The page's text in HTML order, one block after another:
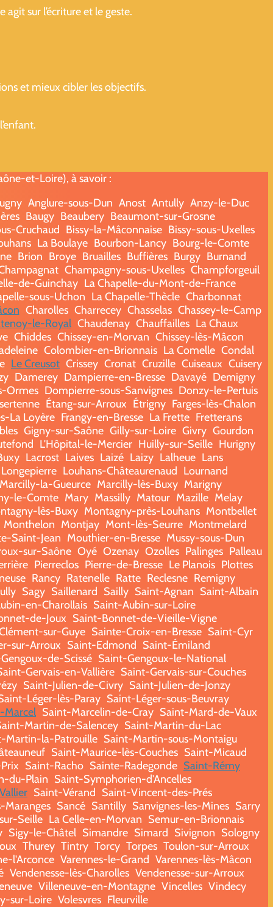
sur l’écriture et le geste.
et mieux cibler les objectifs.
et-Loire), à savoir :
Anglure-sous-Dun Anost Antully Anzy-le-Duc
Baugy Beaubery Beaumont-sur-Grosne
Cruchaud Bissy-la-Mâconnaise Bissy-sous-Uxelles
La Boulaye Bourbon-Lancy Bourg-le-Comte
Brion Broye Bruailles Buffières Burgy Burnand
Champagny-sous-Uxelles Champforgeuil
de-Guinchay La Chapelle-du-Mont-de-France
sous-Uchon La Chapelle-Thècle Charbonnat
Charolles Charrecey Chasselas Chassey-le-Camp
le-Royal Chaudenay Chauffailles La Chaux
Chiddes Chissey-en-Morvan Chissey-lès-Mâcon
Colombier-en-Brionnais La Comelle Condal
Le Creusot Crissey Cronat Cruzille Cuiseaux Cuisery
Damerey Dampierre-en-Bresse Davayé Demigny
Ormes Dompierre-sous-Sanvignes Donzy-le-Pertuis
Étang-sur-Arroux Étrigny Farges-lès-Chalon
La Loyère Frangy-en-Bresse La Frette Fretterans
Gigny-sur-Saône Gilly-sur-Loire Givry Gourdon
L'Hôpital-le-Mercier Huilly-sur-Seille Hurigny
Lacrost Laives Laizé Laizy Lalheue Lans
Longepierre Louhans-Châteaurenaud Lournand
Marcilly-la-Gueurce Marcilly-lès-Buxy Marigny
le-Comte Mary Massilly Matour Mazille Melay
lès-Buxy Montagny-près-Louhans Montbellet
Monthelon Montjay Mont-lès-Seurre Montmelard
Saint-Jean Mouthier-en-Bresse Mussy-sous-Dun
sur-Saône Oyé Ozenay Ozolles Palinges Palleau
Pierreclos Pierre-de-Bresse Le Planois Plottes
Rancy Ratenelle Ratte Reclesne Remigny
Sagy Saillenard Sailly Saint-Agnan Saint-Albain
en-Charollais Saint-Aubin-sur-Loire
de-Joux Saint-Bonnet-de-Vieille-Vigne
sur-Guye Sainte-Croix-en-Bresse Saint-Cyr
sur-Arroux Saint-Edmond Saint-Émiland
de-Scissé Saint-Gengoux-le-National
Gervais-en-Vallière Saint-Gervais-sur-Couches
Saint-Julien-de-Civry Saint-Julien-de-Jonzy
Léger-lès-Paray Saint-Léger-sous-Beuvray
Marcel Saint-Marcelin-de-Cray Saint-Mard-de-Vaux
Martin-de-Salencey Saint-Martin-du-Lac
Martin-la-Patrouille Saint-Martin-sous-Montaigu
Saint-Maurice-lès-Couches Saint-Micaud
Saint-Racho Sainte-Radegonde Saint-Rémy
du-Plain Saint-Symphorien-d'Ancelles
Saint-Vérand Saint-Vincent-des-Prés
Maranges Sancé Santilly Sanvignes-les-Mines Sarry
Seille La Celle-en-Morvan Semur-en-Brionnais
Sigy-le-Châtel Simandre Simard Sivignon Sologny
Thurey Tintry Torcy Torpes Toulon-sur-Arroux
l'Arconce Varennes-le-Grand Varennes-lès-Mâcon
Vendenesse-lès-Charolles Vendenesse-sur-Arroux
Villeneuve-en-Montagne Vincelles Vindecy
sur-Loire Volesvres Fleurville